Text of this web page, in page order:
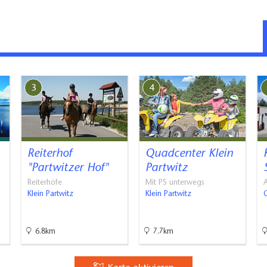
Sie sind leicht zu verstehen. Es gibt viele gute Bilder in
können Fragen stellen.
Der Betrieb hat Ideen für Sie.
Betrieb hat Vorschläge für Sie.
3
Reiterhof
"Partwitzer Hof"
Reiterhöfe
Klein Partwitz
6.8km
4
Quadcenter Klein
Partwitz
Mit PS unterwegs
Klein Partwitz
7.7km